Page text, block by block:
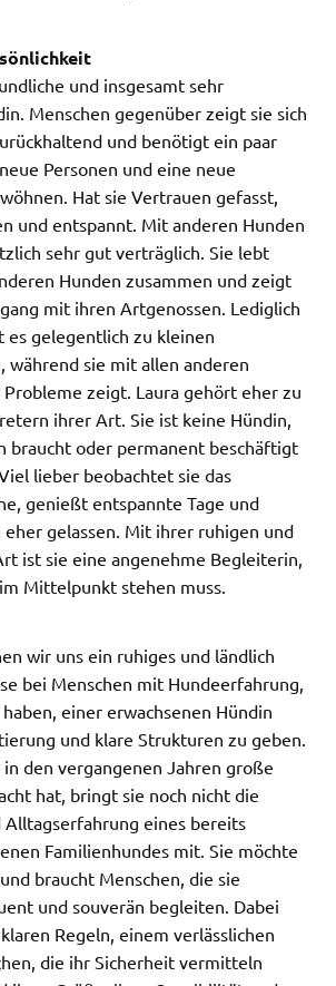
und insgesamt sehr
Menschen gegenüber zeigt sie sich
und benötigt ein paar
Personen und eine neue
Hat sie Vertrauen gefasst,
und entspannt. Mit anderen Hunden
sehr gut verträglich. Sie lebt
Hunden zusammen und zeigt
mit ihren Artgenossen. Lediglich
es gelegentlich zu kleinen
während sie mit allen anderen
zeigt. Laura gehört eher zu
ihrer Art. Sie ist keine Hündin,
braucht oder permanent beschäftigt
lieber beobachtet sie das
genießt entspannte Tage und
eher gelassen. Mit ihrer ruhigen und
ist sie eine angenehme Begleiterin,
Mittelpunkt stehen muss.
wir uns ein ruhiges und ländlich
bei Menschen mit Hundeerfahrung,
einer erwachsenen Hündin
und klare Strukturen zu geben.
in den vergangenen Jahren große
hat, bringt sie noch nicht die
Alltagserfahrung eines bereits
Familienhundes mit. Sie möchte
braucht Menschen, die sie
und souverän begleiten. Dabei
Regeln, einem verlässlichen
die ihr Sicherheit vermitteln